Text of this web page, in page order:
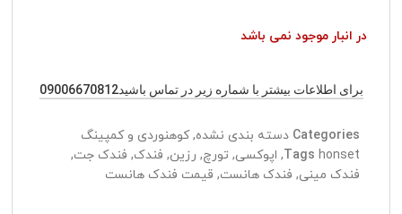
در انبار موجود نمی باشد
برای اطلاعات بیشتر با شماره زیر در تماس باشید09006670812
Categories دسته بندی نشده,کوهنوردی و کمپینگ
Tags honset
, اپوکسی, تورچ, رزین, فندک, فندک جت,
فندک مینی, فندک هانست, قیمت فندک هانست